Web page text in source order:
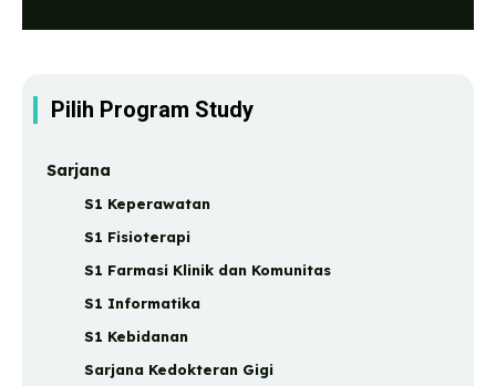
Pilih Program Study
Sarjana
S1 Keperawatan
S1 Fisioterapi
S1 Farmasi Klinik dan Komunitas
S1 Informatika
S1 Kebidanan
Sarjana Kedokteran Gigi